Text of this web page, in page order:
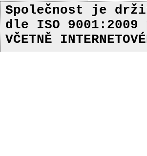
Společnost je
dle ISO 9001:2009
VČETNĚ